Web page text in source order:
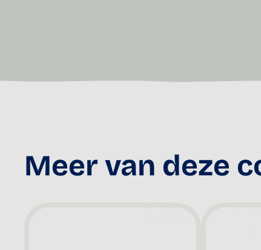
Meer van deze